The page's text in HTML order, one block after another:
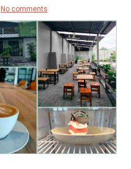
No comments